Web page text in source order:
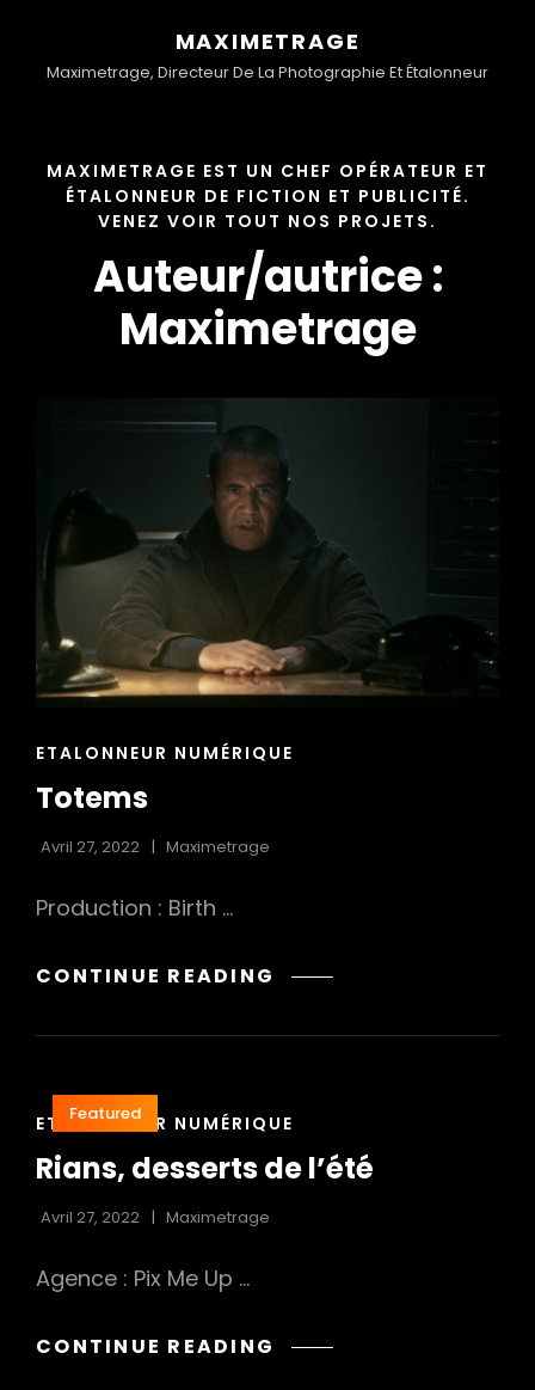
MAXIMETRAGE
Maximetrage, Directeur De La Photographie Et Étalonneur
MAXIMETRAGE EST UN CHEF OPÉRATEUR ET
ÉTALONNEUR DE FICTION ET PUBLICITÉ.
VENEZ VOIR TOUT NOS PROJETS.
Auteur/autrice :
Maximetrage
CAT
ETALONNEUR NUMÉRIQUE
Totems
Avril 27, 2022 Maximetrage
Production : Birth …
CONTINUE READING TOTEMS
Featured
CAT
ETALONNEUR NUMÉRIQUE
Rians, desserts de l’été
Avril 27, 2022 Maximetrage
Agence : Pix Me Up …
CONTINUE READING RIANS,